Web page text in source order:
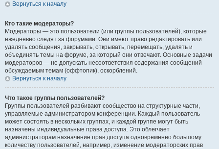
Вернуться к началу
Кто такие модераторы?
Модераторы — это пользователи (или группы пользователей), которые
ежедневно следят за форумами. Они имеют право редактировать или
удалять сообщения, закрывать, открывать, перемещать, удалять и
объединять темы на форуме, за который они отвечают. Основные задачи
модераторов — не допускать несоответствия содержания сообщений
обсуждаемым темам (оффтопик), оскорблений.
Вернуться к началу
Что такое группы пользователей?
Группы пользователей разбивают сообщество на структурные части,
управляемые администратором конференции. Каждый пользователь
может состоять в нескольких группах, и каждой группе могут быть
назначены индивидуальные права доступа. Это облегчает
администраторам назначение прав доступа одновременно большому
количеству пользователей, например, изменение модераторских прав